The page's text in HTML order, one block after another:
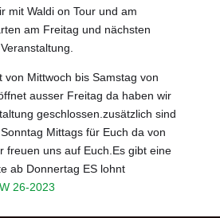
mit Waldi on Tour und am
am Freitag und nächsten
von Mittwoch bis Samstag von
ausser Freitag da haben wir
geschlossen.zusätzlich sind
Mittags für Euch da von
freuen uns auf Euch.Es gibt eine
ab Donnertag ES lohnt
26-2023